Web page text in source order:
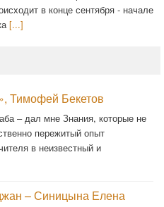
в конце сентября - начале
[...]
Тимофей Бекетов
– дал мне Знания, которые не
пережитый опыт
в неизвестный и
– Синицына Елена